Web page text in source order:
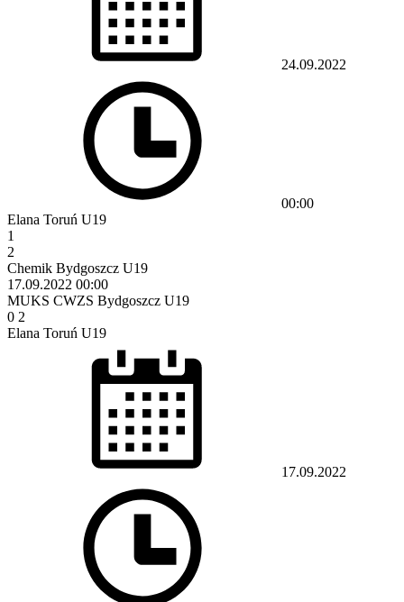
24.09.2022
00:00
Elana Toruń U19
1
2
Chemik Bydgoszcz U19
17.09.2022 00:00
MUKS CWZS Bydgoszcz U19
0 2
Elana Toruń U19
17.09.2022